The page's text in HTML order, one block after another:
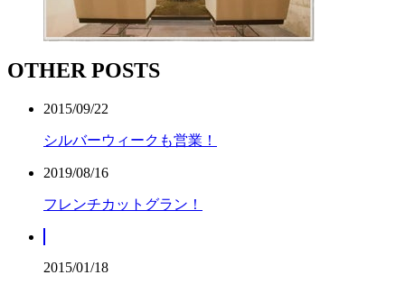
OTHER POSTS
2015/09/22
シルバーウィークも営業！
2019/08/16
フレンチカットグラン！
2015/01/18